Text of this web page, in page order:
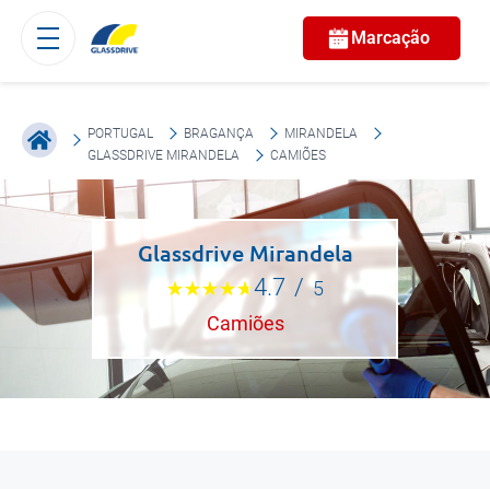
Marcação
PORTUGAL BRAGANÇA
MIRANDELA
GLASSDRIVE MIRANDELA
CAMIÕES
Glassdrive Mirandela
4.7 / 5
Camiões